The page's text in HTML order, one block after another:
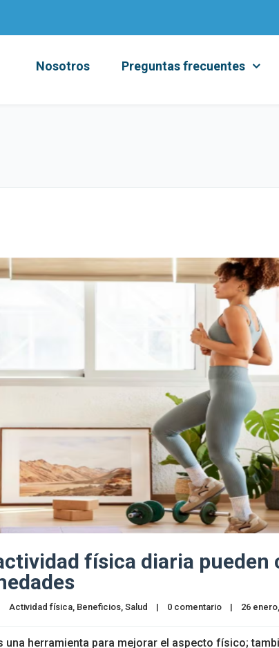
Nosotros Preguntas frecuentes
física diaria pueden
Actividad física, Beneficios, Salud | 0 comentario | 26
una herramienta para mejorar el aspecto físico;